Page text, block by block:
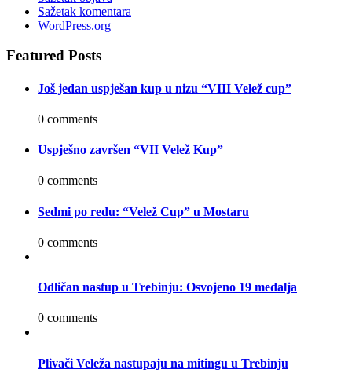
Sažetak komentara
WordPress.org
Featured Posts
Još jedan uspješan kup u nizu “VIII Velež cup”
0 comments
Uspješno završen “VII Velež Kup”
0 comments
Sedmi po redu: “Velež Cup” u Mostaru
0 comments
Odličan nastup u Trebinju: Osvojeno 19 medalja
0 comments
Plivači Veleža nastupaju na mitingu u Trebinju